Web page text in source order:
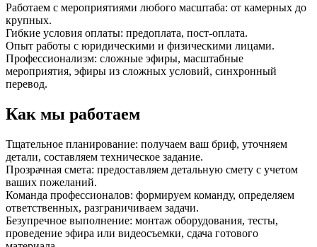
Работаем с мероприятиями любого масштаба: от камерных до
крупных.
Гибкие условия оплаты: предоплата, пост-оплата.
Опыт работы с юридическими и физическими лицами.
Профессионализм: сложные эфиры, масштабные
мероприятия, эфиры из сложных условий, синхронный
перевод.
Как мы работаем
Тщательное планирование: получаем ваш бриф, уточняем
детали, составляем техническое задание.
Прозрачная смета: предоставляем детальную смету с учетом
ваших пожеланий.
Команда профессионалов: формируем команду, определяем
ответственных, разграничиваем задачи.
Безупречное выполнение: монтаж оборудования, тесты,
проведение эфира или видеосъемки, сдача готового